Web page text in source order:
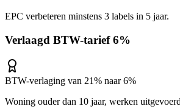
EPC verbeteren minstens 3 labels in 5 jaar.
Verlaagd BTW-tarief 6%
BTW-verlaging van 21% naar 6%
Woning ouder dan 10 jaar, werken